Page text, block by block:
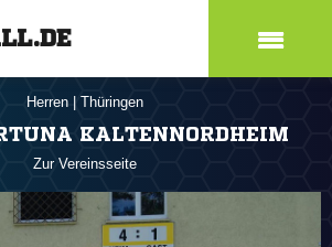
Herren Thüringen
KALTENNORDHEIM
Zur Vereinsseite